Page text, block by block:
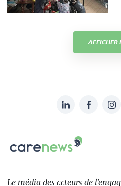
AFFICHER
sur:
LinkedInFacebook
Le
des
Le média des acteurs de